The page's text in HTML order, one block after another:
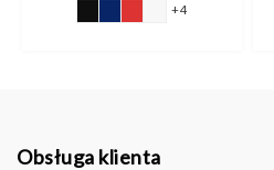
+4
Obsługa klienta